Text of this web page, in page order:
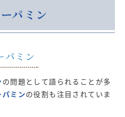
パミン
パミン
の問題として語られることが多
パミンの役割も注目されていま